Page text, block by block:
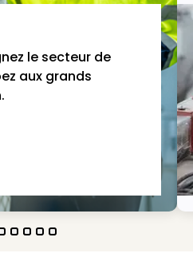
le secteur de
aux grands